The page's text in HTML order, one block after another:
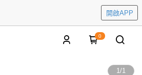
開啟APP
0
1/1